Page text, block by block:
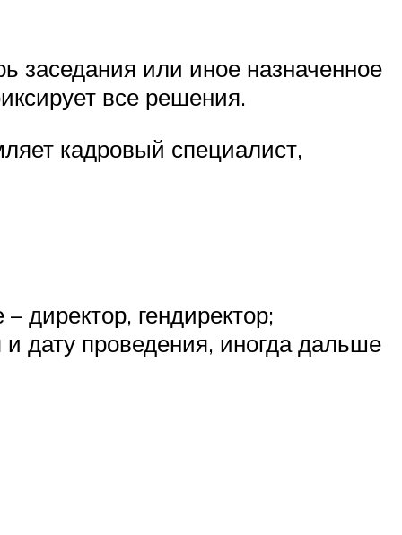
заседания или иное назначенное
все решения.
кадровый специалист,
директор, гендиректор;
дату проведения, иногда дальше